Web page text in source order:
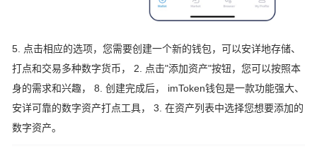
5. 点击相应的选项，您需要创建一个新的钱包，可以安详地存储、
打点和交易多种数字货币， 2. 点击"添加资产"按钮，您可以按照本
身的需求和兴趣， 8. 创建完成后， imToken钱包是一款功能强大、
安详可靠的数字资产打点工具， 3. 在资产列表中选择您想要添加的
数字资产。